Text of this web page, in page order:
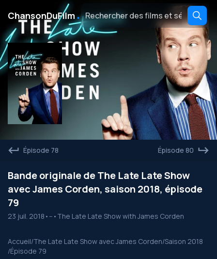
ChansonDuFilm․
Épisode 78 Épisode 80
Bande originale de The Late Late Show
avec James Corden, saison 2018, épisode
79
23 juil. 2018 • -- • The Late Late Show with James Corden
Accueil/The Late Late Show avec James Corden/Saison 2018
/Épisode 79